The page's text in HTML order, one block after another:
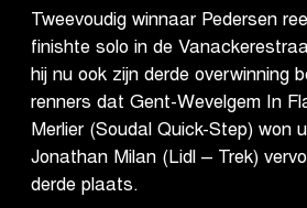
Tweevoudig winnaar Pedersen
finishte solo in de
hij nu ook zijn derde overwinning
renners dat Gent-Wevelgem In
Merlier (Soudal Quick-Step) won
Jonathan Milan (Lidl – Trek)
derde plaats.